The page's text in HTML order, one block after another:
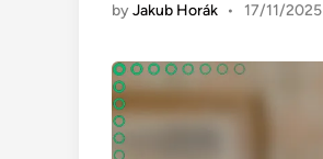
byJakub Horák • 17/11/2025